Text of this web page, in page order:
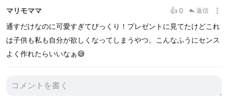
マリモママ 👍 0 reply 返信 more_vert
通すだけなのに可愛すぎてびっくり！プレゼントに見てたけどこれ
は子供も私も自分が欲しくなってしまうやつ。こんなふうにセンス
よく作れたらいいなぁ😅